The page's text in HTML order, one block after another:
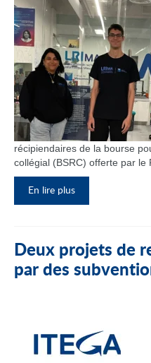
récipiendaires de la bourse
collégial (BSRC) offerte par le
En lire plus
Deux projets de
par des